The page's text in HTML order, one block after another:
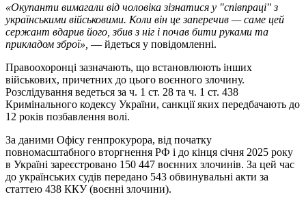
«Окупанти вимагали від чоловіка зізнатися у "співпраці" з
українськими військовими. Коли він це заперечив — саме цей
сержант вдарив його, збив з ніг і почав бити руками та
прикладом зброї», — йдеться у повідомленні.
Правоохоронці зазначають, що встановлюють інших
військових, причетних до цього воєнного злочину.
Розслідування ведеться за ч. 1 ст. 28 та ч. 1 ст. 438
Кримінального кодексу України, санкції яких передбачають до
12 років позбавлення волі.
За даними Офісу генпрокурора, від початку
повномасштабного вторгнення РФ і до кінця січня 2025 року
в Україні зареєстровано 150 447 воєнних злочинів. За цей час
до українських судів передано 543 обвинувальні акти за
статтею 438 ККУ (воєнні злочини).